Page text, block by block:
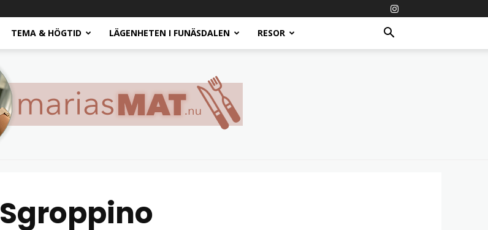
TEMA & HÖGTID LÄGENHETEN I FUNÄSDALEN RESOR
Marias
Sgroppino